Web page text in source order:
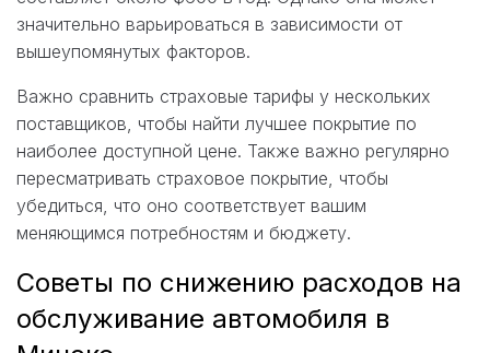
значительно варьироваться в зависимости от
вышеупомянутых факторов.
Важно сравнить страховые тарифы у нескольких
поставщиков, чтобы найти лучшее покрытие по
наиболее доступной цене. Также важно регулярно
пересматривать страховое покрытие, чтобы
убедиться, что оно соответствует вашим
меняющимся потребностям и бюджету.
Советы по снижению расходов на
обслуживание автомобиля в